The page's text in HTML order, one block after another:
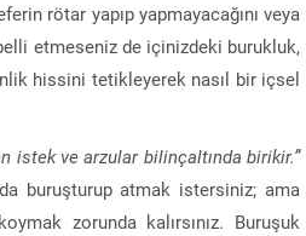
rötar yapıp yapmayacağını veya
etmeseniz de içinizdeki burukluk,
hissini tetikleyerek nasıl bir içsel
istek ve arzular bilinçaltında birikir.”
buruşturup atmak istersiniz; ama
zorunda kalırsınız. Buruşuk
Bingöl Davasında İlk Duruşma
Yargılama 20 Ekim 2026’ya Ertelendi